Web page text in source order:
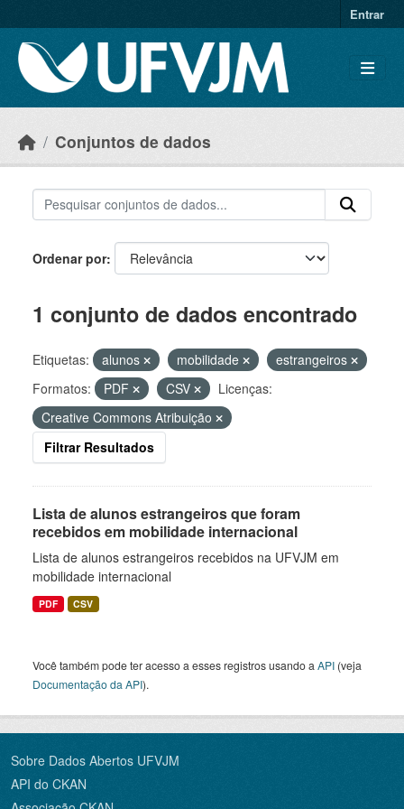
Entrar
Conjuntos de dados
Ordenar por
1 conjunto de dados encontrado
Etiquetas: alunos mobilidade
estrangeiros
Formatos:
PDF CSV
Licenças:
Creative Commons Atribuição
Filtrar Resultados
Lista de alunos estrangeiros que foram
recebidos em mobilidade internacional
Lista de alunos estrangeiros recebidos na UFVJM em
mobilidade internacional
PDF CSV
Você também pode ter acesso a esses registros usando a API (veja
Documentação da API).
Sobre Dados Abertos UFVJM
API do CKAN